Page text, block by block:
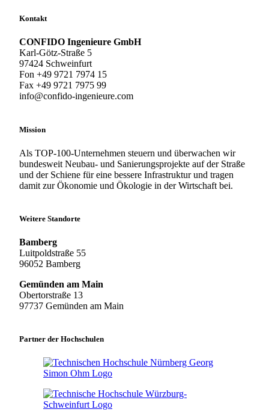
Kontakt
CONFIDO Ingenieure GmbH
Karl-Götz-Straße 5
97424 Schweinfurt
Fon +49 9721 7974 15
Fax +49 9721 7975 99
info@confido-ingenieure.com
Mission
Als TOP-100-Unternehmen steuern und überwachen wir
bundesweit Neubau- und Sanierungsprojekte auf der Straße
und der Schiene für eine bessere Infrastruktur und tragen
damit zur Ökonomie und Ökologie in der Wirtschaft bei.
Weitere Standorte
Bamberg
Luitpoldstraße 55
96052 Bamberg
Gemünden am Main
Obertorstraße 13
97737 Gemünden am Main
Partner der Hochschulen